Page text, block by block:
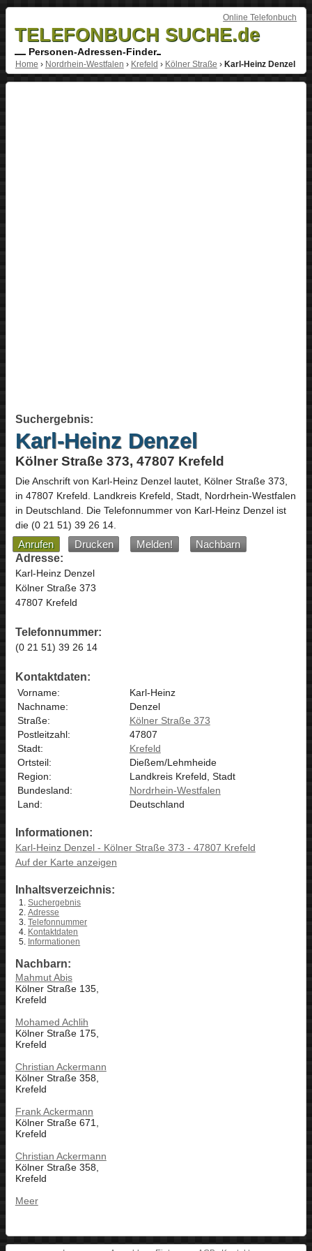
Online Telefonbuch
TELEFONBUCH SUCHE.de
Personen-Adressen-Finder
Home › Nordrhein-Westfalen › Krefeld › Kölner Straße › Karl-Heinz Denzel
Suchergebnis:
Karl-Heinz Denzel
Kölner Straße 373, 47807 Krefeld
Die Anschrift von Karl-Heinz Denzellautet, Kölner Straße 373,
in 47807 Krefeld. Landkreis Krefeld, Stadt, Nordrhein-Westfalen
in Deutschland. Die Telefonnummer von Karl-Heinz Denzel ist
die (0 21 51) 39 26 14.
Anrufen Drucken Melden!
Nachbarn
Adresse:
Karl-Heinz Denzel
Kölner Straße 373
47807 Krefeld
Telefonnummer:
(0 21 51) 39 26 14
Kontaktdaten:
Vorname:
Karl-Heinz
Nachname:
Denzel
Straße:
Kölner Straße 373
Postleitzahl:
47807
Stadt:
Krefeld
Ortsteil:
Dießem/Lehmheide
Region:
Landkreis Krefeld, Stadt
Bundesland:
Nordrhein-Westfalen
Land:
Deutschland
Informationen:
Karl-Heinz Denzel - Kölner Straße 373 - 47807 Krefeld
Auf der Karte anzeigen
Inhaltsverzeichnis:
Suchergebnis
Adresse
Telefonnummer
Kontaktdaten
Informationen
Nachbarn:
Mahmut Abis
Kölner Straße 135,
Krefeld
Mohamed Achlih
Kölner Straße 175,
Krefeld
Christian Ackermann
Kölner Straße 358,
Krefeld
Frank Ackermann
Kölner Straße 671,
Krefeld
Christian Ackermann
Kölner Straße 358,
Krefeld
Meer